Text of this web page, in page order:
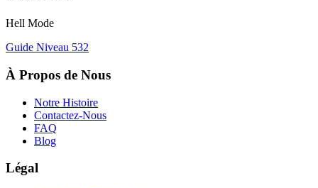
Hell Mode
Guide Niveau 532
À Propos de Nous
Notre Histoire
Contactez-Nous
FAQ
Blog
Légal